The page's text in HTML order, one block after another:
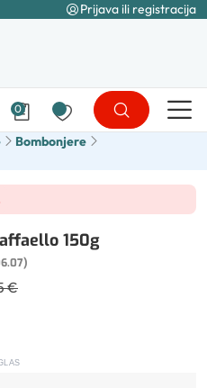
Prijava ili registracija
0
Bombonjere
150g
€